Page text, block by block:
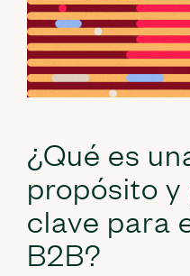
¿Qué es
propósito y
clave para
B2B?